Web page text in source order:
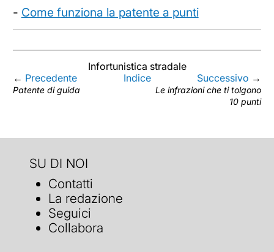
- Come funziona la patente a punti
Infortunistica stradale
← Precedente
Patente di guida
Indice Successivo →
Le infrazioni che ti tolgono
10 punti
SU DI NOI
Contatti
La redazione
Seguici
Collabora